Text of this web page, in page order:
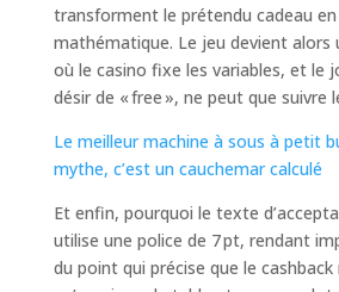
transforment le prétendu cadeau
mathématique. Le jeu devient alors
où le casino fixe les variables, et le
désir de « free », ne peut que suivre
Le meilleur machine à sous à petit
mythe, c’est un cauchemar calculé
Et enfin, pourquoi le texte
utilise une police de 7 pt, rendant
du point qui précise que le cashback